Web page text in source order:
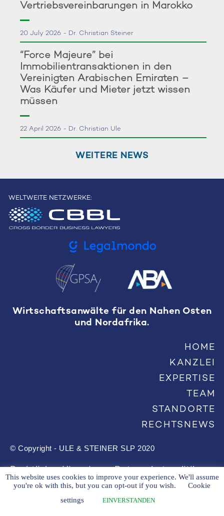
Vertriebsvereinbarungen in Marokko
20 July 2026 - Dr. Christian Steiner
“Force Majeure” bei
Immobilientransaktionen in den
Vereinigten Arabischen Emiraten –
Was Käufer und Mieter jetzt wissen
müssen
22 April 2026 - Dr. Christian Ule
WEITERE NEWS
WELTWEITE NETZWERKE:
Wirtschaftsanwälte für den Nahen Osten
und Nordafrika.
HOME
KANZLEI
EXPERTISE
TEAM
STANDORTE
RECHTSNEWS
© Copyright - ULE & STEINER SLP 2020
This website uses cookies to improve your experience. We'll assume
you're ok with this, but you can opt-out if you wish.
Cookie
settings
EINVERSTANDEN